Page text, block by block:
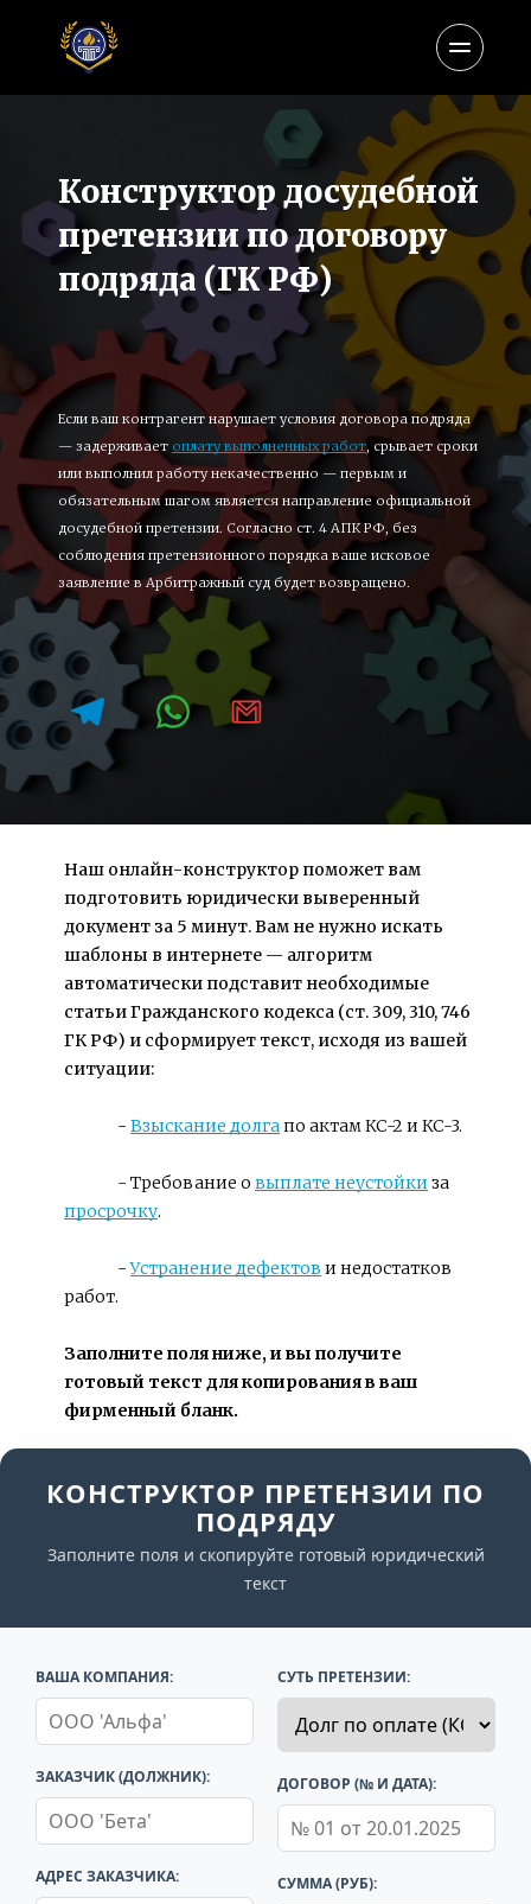
Конструктор досудебной
претензии по договору
подряда (ГК РФ)
Если ваш контрагент нарушает условия договора подряда
— задерживает оплату выполненных работ, срывает сроки
или выполнил работу некачественно — первым и
обязательным шагом является направление официальной
досудебной претензии. Согласно ст. 4 АПК РФ, без
соблюдения претензионного порядка ваше исковое
заявление в Арбитражный суд будет возвращено.
Наш онлайн-конструктор поможет вам
подготовить юридически выверенный
документ за 5 минут. Вам не нужно искать
шаблоны в интернете — алгоритм
автоматически подставит необходимые
статьи Гражданского кодекса (ст. 309, 310, 746
ГК РФ) и сформирует текст, исходя из вашей
ситуации:
               -
Взыскание долга по актам КС-2 и КС-3.
               - Требование о
выплате неустойки
просрочку.
               -
Устранение дефектов и недостатков
работ.
Заполните поля ниже, и вы получите
готовый текст для копирования в ваш
фирменный бланк.
КОНСТРУКТОР ПРЕТЕНЗИИ ПО
ПОДРЯДУ
Заполните поля и скопируйте готовый юридический
текст
ВАША КОМПАНИЯ:
ЗАКАЗЧИК (ДОЛЖНИК):
АДРЕС ЗАКАЗЧИКА:
СУТЬ ПРЕТЕНЗИИ:
ДОГОВОР (№ И ДАТА):
СУММА (РУБ):